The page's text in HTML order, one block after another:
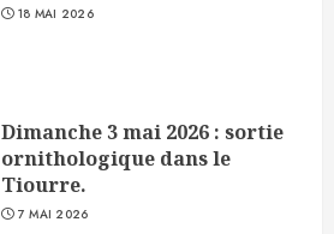
18 MAI 2026
Dimanche 3 mai 2026 : sortie
ornithologique dans le
Tiourre.
7 MAI 2026